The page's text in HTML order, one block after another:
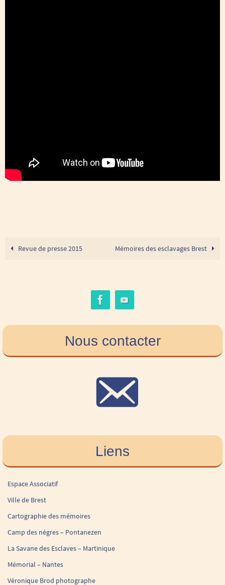
Revue de presse 2015 Mémoires des esclavages Brest
Nous contacter
Liens
Espace Associatif
Ville de Brest
Cartographie des mémoires
Camp des négres – Pontanezen
La Savane des Esclaves – Martinique
Mémorial – Nantes
Véronique Brod photographe